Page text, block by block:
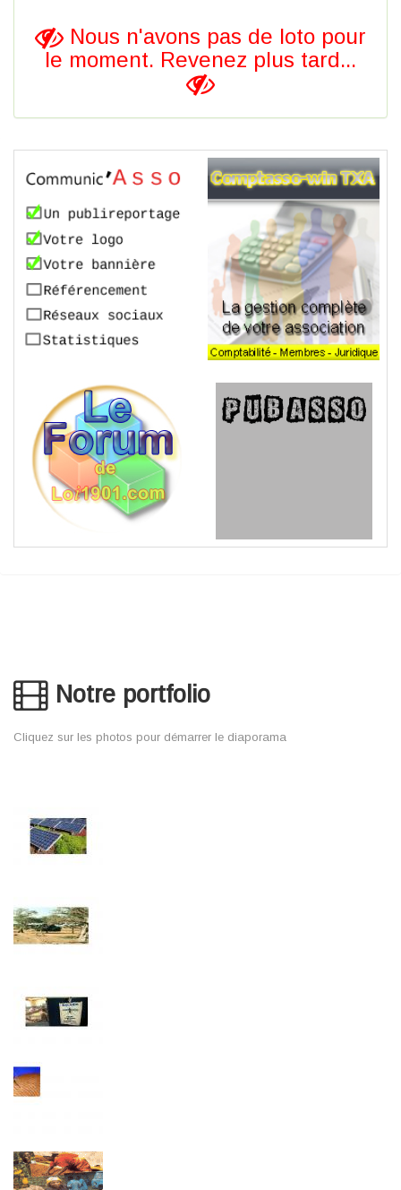
Nous n'avons pas de loto pour
le moment. Revenez plus tard...
Notre portfolio
Cliquez sur les photos pour démarrer le diaporama